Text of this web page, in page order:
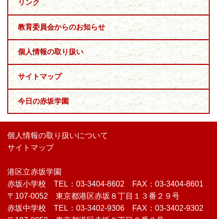
リンク
教育委員会からのお知らせ
個人情報の取り扱い
サイトマップ
今日の赤坂学園
個人情報の取り扱いについて
サイトマップ
港区立赤坂学園
赤坂小学校 TEL：03-3404-8602 FAX：03-3404-8601
〒107-0052 東京都港区赤坂８丁目１３番２９号
赤坂中学校 TEL：03-3402-9306 FAX：03-3402-9302